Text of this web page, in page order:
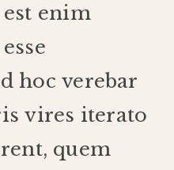
est enim
esse
hoc verebar
vires iterato
, quem